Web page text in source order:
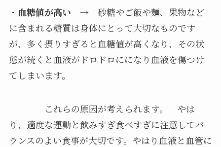
・ 血糖値が高い → 砂糖やご飯や麺、果物など
に含まれる糖質は身体にとって大切なものです
が、多く摂りすぎると血糖値が高くなり、その状
態が続くと血液がドロドロにになり血液を傷つけ
てしまいます。
これらの原因が考えられます。 やは
り、適度な運動と飲みすぎ食べすぎに注意してバ
ランスのよい食事が大切です。やはり血液と血管に